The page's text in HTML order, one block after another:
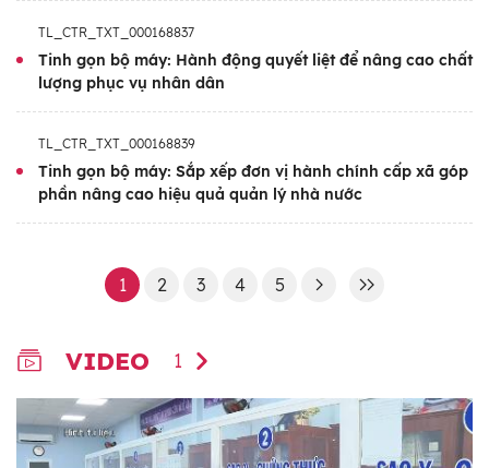
TL_CTR_TXT_000168837
Tinh gọn bộ máy: Hành động quyết liệt để nâng cao chất
lượng phục vụ nhân dân
TL_CTR_TXT_000168839
Tinh gọn bộ máy: Sắp xếp đơn vị hành chính cấp xã góp
phần nâng cao hiệu quả quản lý nhà nước
1 2 3 4 5
VIDEO 1